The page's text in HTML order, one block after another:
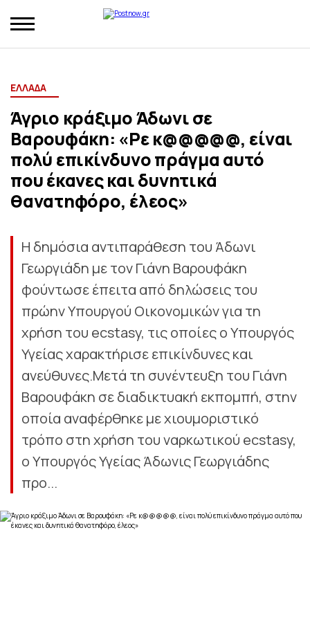
ΕΛΛΑΔΑ
Άγριο κράξιμο Άδωνι σε
Βαρουφάκη: «Ρε κ@@@@@, είναι
πολύ επικίνδυνο πράγμα αυτό
που έκανες και δυνητικά
θανατηφόρο, έλεος»
Η δημόσια αντιπαράθεση του Άδωνι
Γεωργιάδη με τον Γιάνη Βαρουφάκη
φούντωσε έπειτα από δηλώσεις του
πρώην Υπουργού Οικονομικών για τη
χρήση του ecstasy, τις οποίες ο Υπουργός
Υγείας χαρακτήρισε επικίνδυνες και
ανεύθυνες.Μετά τη συνέντευξη του Γιάνη
Βαρουφάκη σε διαδικτυακή εκπομπή, στην
οποία αναφέρθηκε με χιουμοριστικό
τρόπο στη χρήση του ναρκωτικού ecstasy,
ο Υπουργός Υγείας Άδωνις Γεωργιάδης
προ...